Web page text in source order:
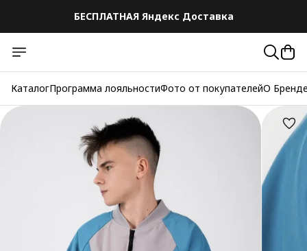
БЕСПЛАТНАЯ Яндекс Доставка
КаталогПрограмма лояльностиФото от покупателейО